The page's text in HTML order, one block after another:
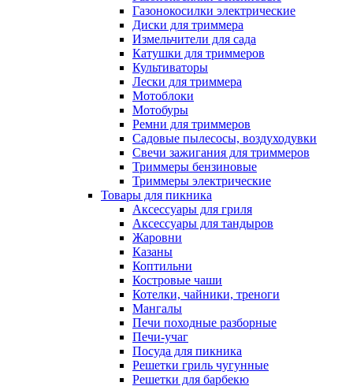
Газонокосилки электрические
Диски для триммера
Измельчители для сада
Катушки для триммеров
Культиваторы
Лески для триммера
Мотоблоки
Мотобуры
Ремни для триммеров
Садовые пылесосы, воздуходувки
Свечи зажигания для триммеров
Триммеры бензиновые
Триммеры электрические
Товары для пикника
Аксессуары для гриля
Аксессуары для тандыров
Жаровни
Казаны
Коптильни
Костровые чаши
Котелки, чайники, треноги
Мангалы
Печи походные разборные
Печи-учаг
Посуда для пикника
Решетки гриль чугунные
Решетки для барбекю